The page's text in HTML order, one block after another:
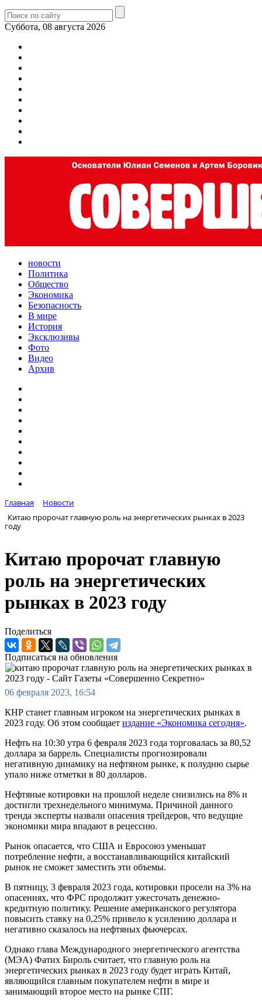
Суббота, 08 августа 2026
новости
Политика
Общество
Экономика
Безопасность
В мире
История
Эксклюзивы
Фото
Видео
Архив
Главная
Новости
Китаю пророчат главную роль на энергетических рынках в 2023
году
Китаю пророчат главную
роль на энергетических
рынках в 2023 году
Поделиться
Подписаться на обновления
06 февраля 2023, 16:54
КНР станет главным игроком на энергетических рынках в
2023 году. Об этом сообщает издание «Экономика сегодня».
Нефть на 10:30 утра 6 февраля 2023 года торговалась за 80,52
доллара за баррель. Специалисты прогнозировали
негативную динамику на нефтяном рынке, к полудню сырье
упало ниже отметки в 80 долларов.
Нефтяные котировки на прошлой неделе снизились на 8% и
достигли трехнедельного минимума. Причиной данного
тренда эксперты назвали опасения трейдеров, что ведущие
экономики мира впадают в рецессию.
Рынок опасается, что США и Евросоюз уменьшат
потребление нефти, а восстанавливающийся китайский
рынок не сможет заместить эти объемы.
В пятницу, 3 февраля 2023 года, котировки просели на 3% на
опасениях, что ФРС продолжит ужесточать денежно-
кредитную политику. Решение американского регулятора
повысить ставку на 0,25% привело к усилению доллара и
негативно сказалось на нефтяных фьючерсах.
Однако глава Международного энергетического агентства
(МЭА) Фатих Бироль считает, что главную роль на
энергетических рынках в 2023 году будет играть Китай,
являющийся главным покупателем нефти в мире и
занимающий второе место на рынке СПГ.